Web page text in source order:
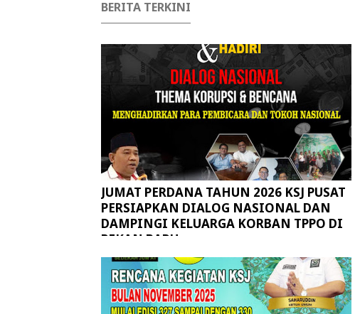
BERITA TERKINI
JUMAT PERDANA TAHUN 2026 KSJ PUSAT
PERSIAPKAN DIALOG NASIONAL DAN
DAMPINGI KELUARGA KORBAN TPPO DI
PEKAN BARU